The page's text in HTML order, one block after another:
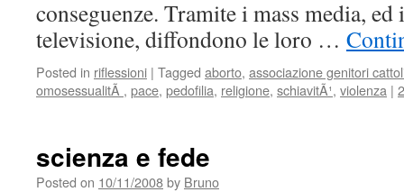
conseguenze. Tramite i mass media,
televisione, diffondono le loro …
Posted in riflessioni | Tagged aborto, associazione genitori
omosessualitÃ , pace, pedofilia, religione, schiavitÃ¹, violenza |
scienza e fede
Posted on 10/11/2008by Bruno